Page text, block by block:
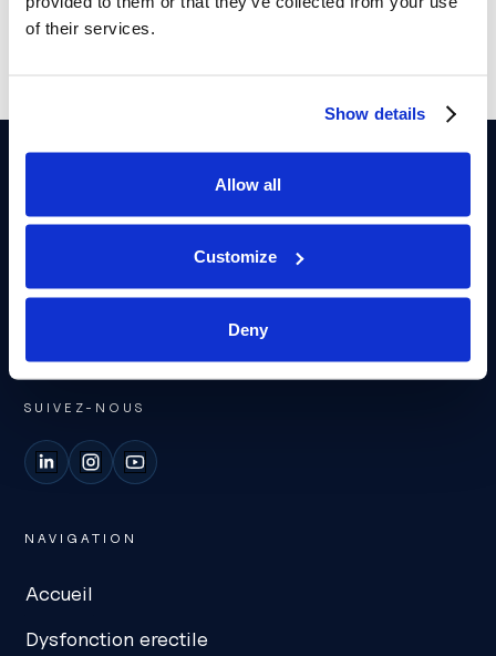
of their services.
Show details
Allow all
Customize
Deny
des données scientifiques validées. Santé érectile vasculaire
Genolier ou par visio sécurisée.
1272 Genolier, Switzerland
SUIVEZ-NOUS
LinkedInInstagramYouTube
NAVIGATION
Accueil
Dysfonction erectile